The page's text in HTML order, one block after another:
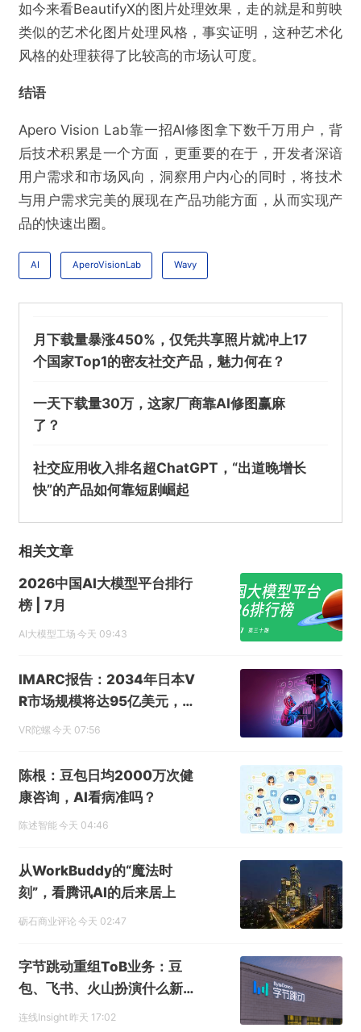
如今来看BeautifyX的图片处理效果，走的就是和剪映
类似的艺术化图片处理风格，事实证明，这种艺术化
风格的处理获得了比较高的市场认可度。
结语
Apero Vision Lab靠一招AI修图拿下数千万用户，背
后技术积累是一个方面，更重要的在于，开发者深谙
用户需求和市场风向，洞察用户内心的同时，将技术
与用户需求完美的展现在产品功能方面，从而实现产
品的快速出圈。
AI AperoVisionLab Wavy
月下载量暴涨450%，仅凭共享照片就冲上17
个国家Top1的密友社交产品，魅力何在？
一天下载量30万，这家厂商靠AI修图赢麻
了？
社交应用收入排名超ChatGPT，“出道晚增长
快”的产品如何靠短剧崛起
相关文章
2026中国AI大模型平台排行
榜 | 7月
AI大模型工场 今天 09:43
IMARC报告：2034年日本V
R市场规模将达95亿美元，年
复合增长率15.1%
VR陀螺 今天 07:56
陈根：豆包日均2000万次健
康咨询，AI看病准吗？
陈述智能今天 04:46
从WorkBuddy的“魔法时
刻”，看腾讯AI的后来居上
砺石商业评论 今天 02:47
字节跳动重组ToB业务：豆
包、飞书、火山扮演什么新角
色？
连线Insight 昨天 17:02